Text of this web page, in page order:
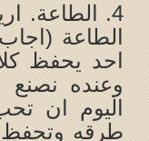
4. الطاعة.
الطاعة
احد يحفظ
وعنده نصنع
اليوم ان
طرقه وتحفظ